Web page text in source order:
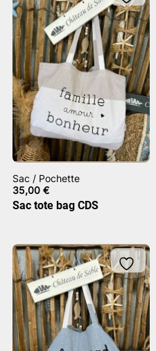
Sac / Pochette
35,00 €
Sac tote bag CDS